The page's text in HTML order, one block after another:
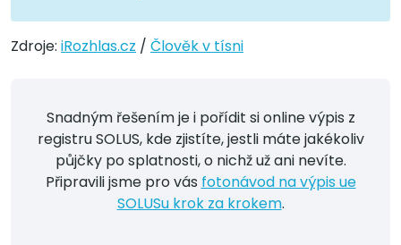
Zdroje: iRozhlas.cz / Člověk v tísni
Snadným řešením je i pořídit si online výpis z
registru SOLUS, kde zjistíte, jestli máte jakékoliv
půjčky po splatnosti, o nichž už ani nevíte.
Připravili jsme pro vás fotonávod na výpis ue
SOLUSu krok za krokem.